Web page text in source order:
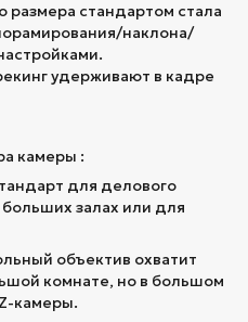
стандартом стала
наклона/
удерживают в кадре
камеры :
для делового
залах или для
объектив охватит
комнате, но в большом
камеры.